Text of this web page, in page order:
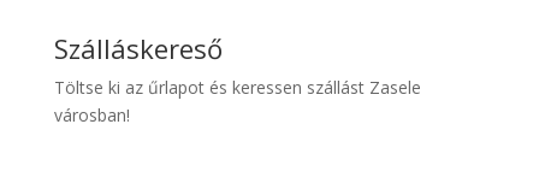
Kiwi
Taxi
Szálláskereső
Töltse ki az űrlapot és keressen szállást Zasele
városban!